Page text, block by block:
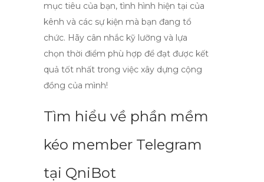
mục tiêu của bạn, tình hình hiện tại của
kênh và các sự kiện mà bạn đang tổ
chức. Hãy cân nhắc kỹ lưỡng và lựa
chọn thời điểm phù hợp để đạt được kết
quả tốt nhất trong việc xây dựng cộng
đồng của mình!
Tìm hiểu về phần mềm
kéo member Telegram
tại QniBot